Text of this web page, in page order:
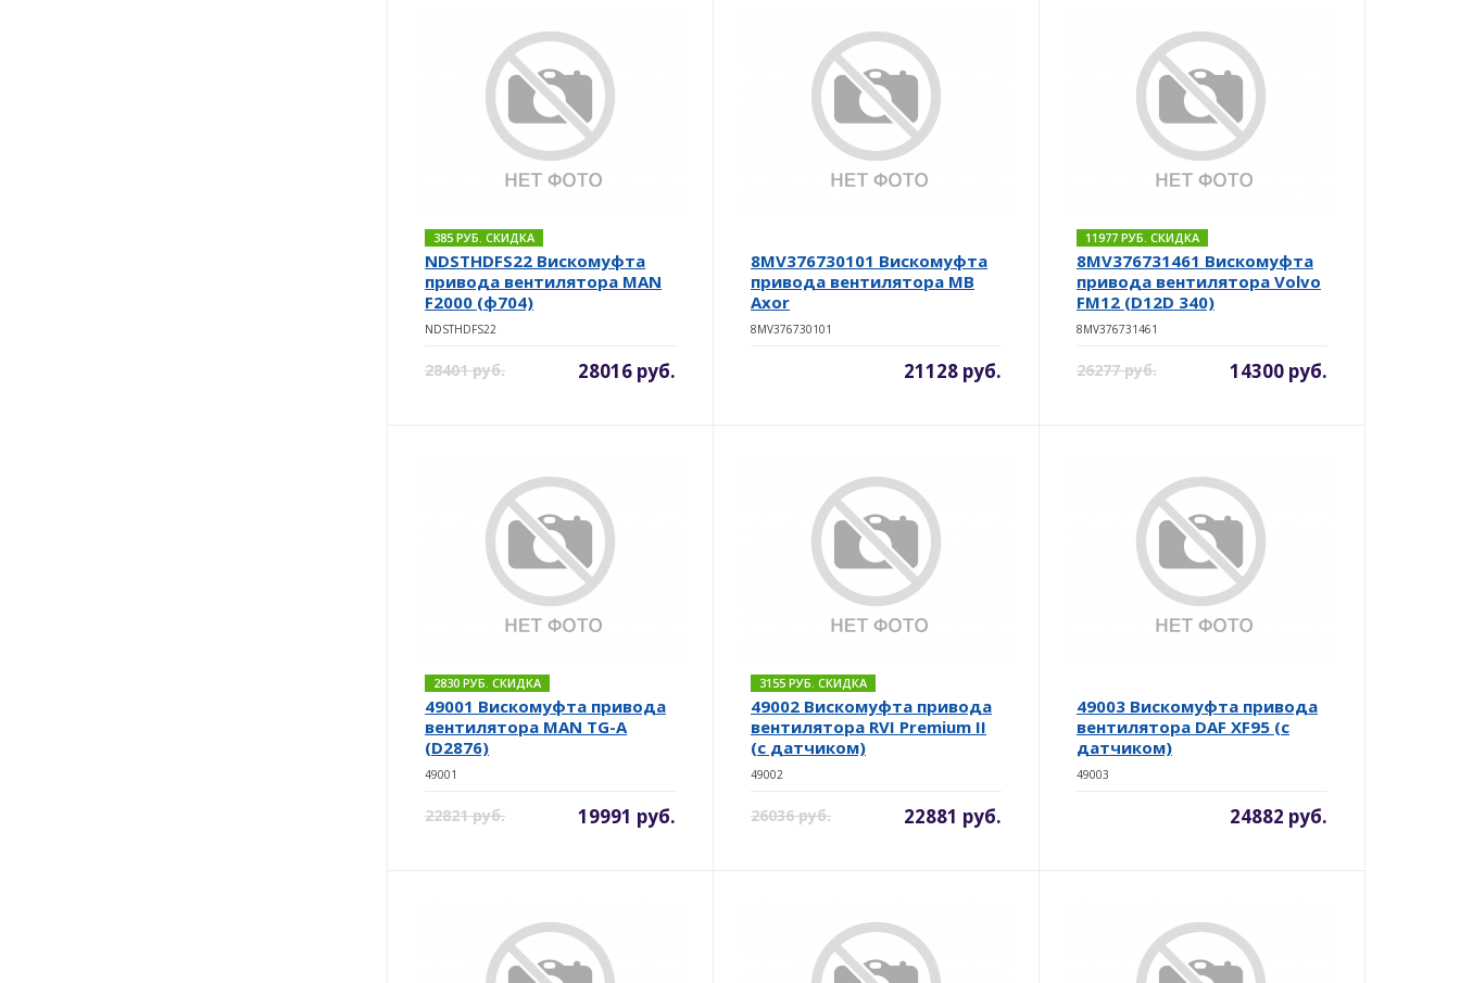
385 РУБ. СКИДКА
NDSTHDFS22 Вискомуфта
привода вентилятора MAN
F2000 (ф704)
NDSTHDFS22
28401 руб. 28016 руб.
8MV376730101 Вискомуфта
привода вентилятора MB
Axor
8MV376730101
21128 руб.
11977 РУБ. СКИДКА
8MV376731461 Вискомуфта
привода вентилятора Volvo
FM12 (D12D 340)
8MV376731461
26277 руб. 14300 руб.
2830 РУБ. СКИДКА
49001 Вискомуфта привода
вентилятора MAN TG-A
(D2876)
49001
22821 руб. 19991 руб.
3155 РУБ. СКИДКА
49002 Вискомуфта привода
вентилятора RVI Premium II
(с датчиком)
49002
26036 руб. 22881 руб.
49003 Вискомуфта привода
вентилятора DAF XF95 (с
датчиком)
49003
24882 руб.